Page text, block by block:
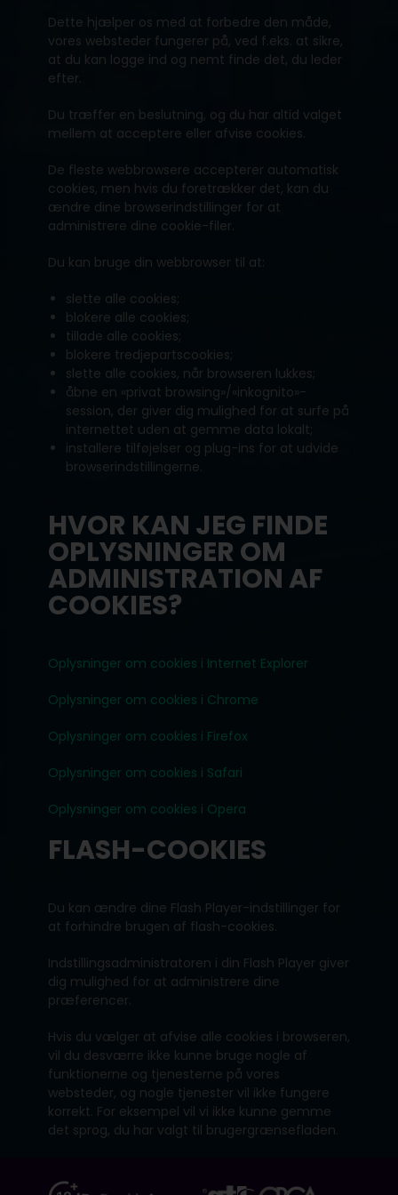
Dette hjælper os med at forbedre den måde,
vores websteder fungerer på, ved f.eks. at sikre,
at du kan logge ind og nemt finde det, du leder
efter.
Du træffer en beslutning, og du har altid valget
mellem at acceptere eller afvise cookies.
De fleste webbrowsere accepterer automatisk
cookies, men hvis du foretrækker det, kan du
ændre dine browserindstillinger for at
administrere dine cookie-filer.
Du kan bruge din webbrowser til at:
slette alle cookies;
blokere alle cookies;
tillade alle cookies;
blokere tredjepartscookies;
slette alle cookies, når browseren lukkes;
åbne en «privat browsing»/«inkognito»-
session, der giver dig mulighed for at surfe på
internettet uden at gemme data lokalt;
installere tilføjelser og plug-ins for at udvide
browserindstillingerne.
HVOR KAN JEG FINDE
OPLYSNINGER OM
ADMINISTRATION AF
COOKIES?
Oplysninger om cookies i Internet Explorer
Oplysninger om cookies i Chrome
Oplysninger om cookies i Firefox
Oplysninger om cookies i Safari
Oplysninger om cookies i Opera
FLASH-COOKIES
Du kan ændre dine Flash Player-indstillinger for
at forhindre brugen af flash-cookies.
Indstillingsadministratoren i din Flash Player giver
dig mulighed for at administrere dine
præferencer.
Hvis du vælger at afvise alle cookies i browseren,
vil du desværre ikke kunne bruge nogle af
funktionerne og tjenesterne på vores
websteder, og nogle tjenester vil ikke fungere
korrekt. For eksempel vil vi ikke kunne gemme
det sprog, du har valgt til brugergrænsefladen.